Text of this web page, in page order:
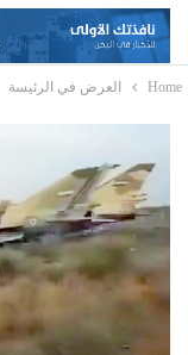
Home العرض في الرئيسة